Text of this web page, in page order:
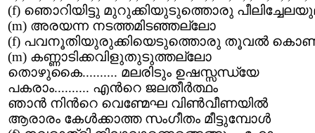
(f) ഞൊറിയിട്ടു മുറുക്കിയുടുത്തൊരു
(m) അരയന്ന നടത്തമിടഞ്ഞല്ലോ
(f) പവനൂതിയുരുക്കിയെടുത്തൊരു തൂവല്‍
(m) കണ്ണാടിക്കവിളുതുടുത്തല്ലോ
തൊഴുകൈ.......... മലരിടും ഉഷസ്സന്ധ്യേ
പകരാം.......... എന്‍റെ ജലതീര്‍ത്ഥം
ഞാന്‍ നിന്‍റെ വെണ്മേഘ വിണ്‍വീണയില്‍
ആരാരം കേള്‍ക്കാത്ത സംഗീതം മീട്ടുമ്പോള്‍